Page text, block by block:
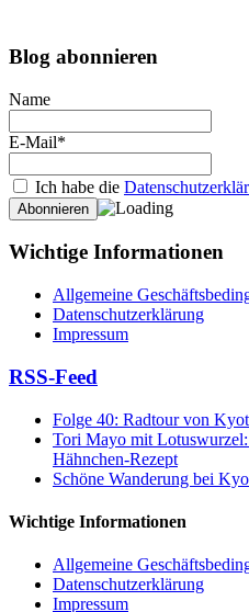
Blog abonnieren
Name
E-Mail*
Ich habe die
Wichtige Informationen
Allgemeine
Datenschutzerklärung
Impressum
RSS-Feed
Folge 40: Radtour von
Tori Mayo mit
Hähnchen-Rezept
Schöne Wanderung bei
Wichtige Informationen
Allgemeine
Datenschutzerklärung
Impressum